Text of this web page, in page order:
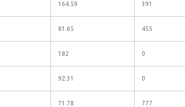
164.59 391
81.65 455
182 0
92.31 0
71.78 777